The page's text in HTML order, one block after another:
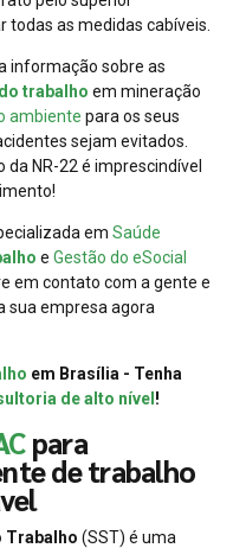
todas as medidas cabíveis.
informação sobre as
trabalho em mineração
ambiente para os seus
sejam evitados.
NR-22 é imprescindível
em Saúde
e Gestão do eSocial
em contato com a gente e
sua empresa agora
em Brasília - Tenha
de alto nível !
para
de trabalho
Trabalho (SST) é uma